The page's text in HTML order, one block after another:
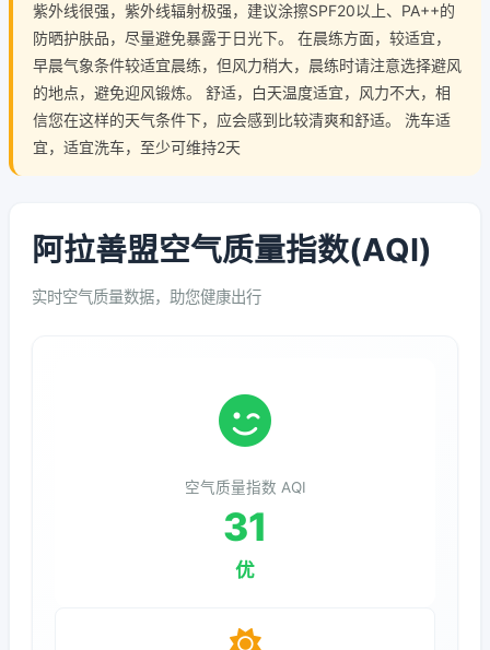
紫外线很强，紫外线辐射极强，建议涂擦SPF20以上、PA++的
防晒护肤品，尽量避免暴露于日光下。 在晨练方面，较适宜，
早晨气象条件较适宜晨练，但风力稍大，晨练时请注意选择避风
的地点，避免迎风锻炼。 舒适，白天温度适宜，风力不大，相
信您在这样的天气条件下，应会感到比较清爽和舒适。 洗车适
宜，适宜洗车，至少可维持2天
阿拉善盟空气质量指数(AQI)
实时空气质量数据，助您健康出行
空气质量指数 AQI
31
优